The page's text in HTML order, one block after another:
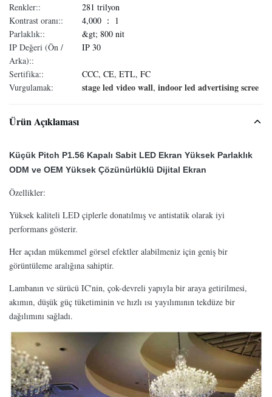
Renkler::
281 trilyon
Kontrast oranı::
4,000 ： 1
Parlaklık::
&gt; 800 nit
IP Değeri (Ön /
Arka)::
IP 30
Sertifika::
CCC, CE, ETL, FC
Vurgulamak:
stage led video wall, indoor led advertising scree
Ürün Açıklaması
Küçük Pitch P1.56 Kapalı Sabit LED Ekran Yüksek Parlaklık
ODM ve OEM Yüksek Çözünürlüklü Dijital Ekran
Özellikler:
Yüksek kaliteli LED çiplerle donatılmış ve antistatik olarak iyi
performans gösterir.
Her açıdan mükemmel görsel efektler alabilmeniz için geniş bir
görüntüleme aralığına sahiptir.
Lambanın ve sürücü IC'nin, çok-devreli yapıyla bir araya getirilmesi,
akımın, düşük güç tüketiminin ve hızlı ısı yayılımının tekdüze bir
dağılımını sağladı.